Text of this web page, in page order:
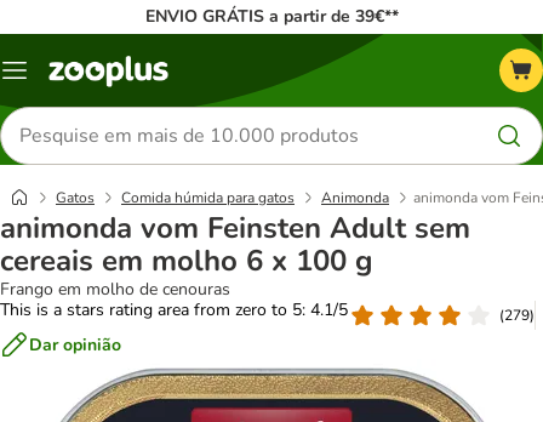
ENVIO GRÁTIS a partir de 39€**
Menu
Pesquisar
produtos
Gatos Comida húmida para gatos Animonda animonda vom
animonda vom Feinsten Adult sem
cereais em molho 6 x 100 g
Frango em molho de cenouras
This is a stars rating area from zero to 5: 4.1/5
(279)
Dar opinião